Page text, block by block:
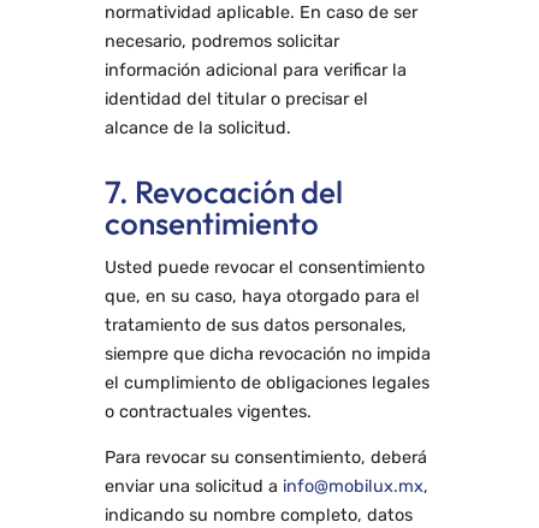
normatividad aplicable. En caso de ser
necesario, podremos solicitar
información adicional para verificar la
identidad del titular o precisar el
alcance de la solicitud.
7. Revocación del
consentimiento
Usted puede revocar el consentimiento
que, en su caso, haya otorgado para el
tratamiento de sus datos personales,
siempre que dicha revocación no impida
el cumplimiento de obligaciones legales
o contractuales vigentes.
Para revocar su consentimiento, deberá
enviar una solicitud a info@mobilux.mx,
indicando su nombre completo, datos